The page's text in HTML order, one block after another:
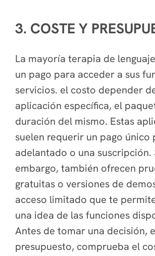
3. COSTE Y
La mayoría terapia de
un pago para acceder a sus
servicios. el costo depender
aplicación específica, el
duración del mismo. Estas
suelen requerir un pago único
adelantado o una suscripción.
embargo, también ofrecen
gratuitas o versiones de
acceso limitado que te
una idea de las funciones
Antes de tomar una decisión,
presupuesto, comprueba el